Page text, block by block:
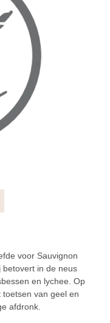
voor Sauvignon
betovert in de neus
en lychee. Op
van geel en
afdronk.